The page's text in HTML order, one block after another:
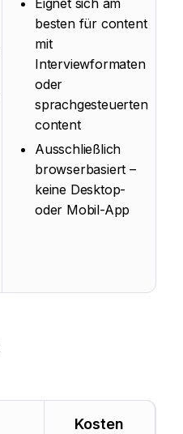
besten für content
mit
Interviewformaten
oder
sprachgesteuerten
content
Ausschließlich
browserbasiert –
keine Desktop-
oder Mobil-App
Kosten